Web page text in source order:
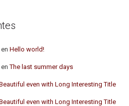
en Hello world!
enThe last summer days
even with Long Interesting Title
even with Long Interesting Title